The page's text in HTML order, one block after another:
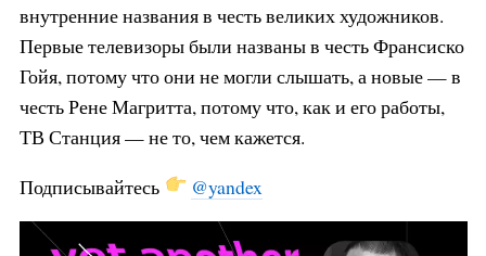
внутренние названия в честь великих художников.
Первые телевизоры были названы в честь Франсиско
Гойя, потому что они не могли слышать, а новые — в
честь Рене Магритта, потому что, как и его работы,
ТВ Станция — не то, чем кажется.
Подписывайтесь
@yandex